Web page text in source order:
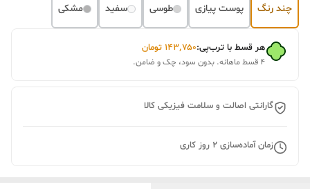
چند رنگ پوست پیازی طوسی سفید مشکی
هر قسط با ترب‌پی:۱۴۳٬۷۵۰ تومان
۴ قسط ماهانه. بدون سود، چک و ضامن.
گارانتی اصالت و سلامت فیزیکی کالا
زمان آماده‌سازی 2 روز کاری